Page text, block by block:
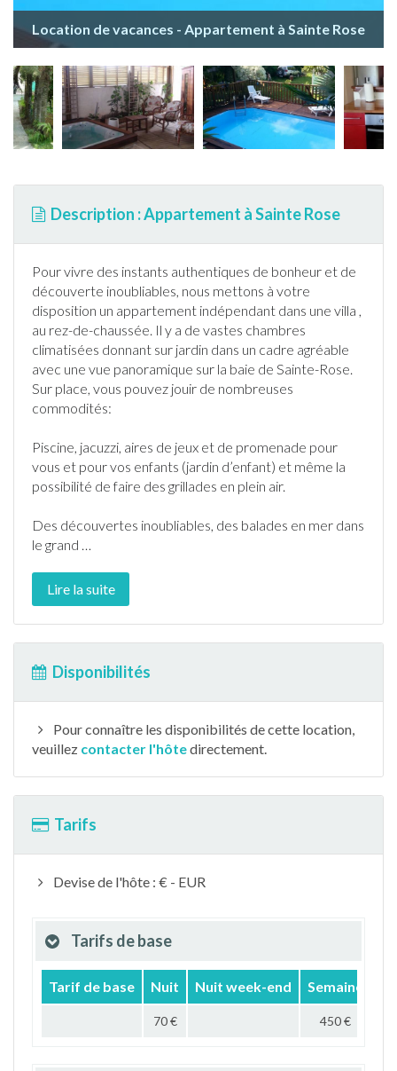
Location de vacances - Appartement à Sainte Rose
Description : Appartement à Sainte Rose
Pour vivre des instants authentiques de bonheur et de
découverte inoubliables, nous mettons à votre
disposition un appartement indépendant dans une villa ,
au rez-de-chaussée. Il y a de vastes chambres
climatisées donnant sur jardin dans un cadre agréable
avec une vue panoramique sur la baie de Sainte-Rose.
Sur place, vous pouvez jouir de nombreuses
commodités:
Piscine, jacuzzi, aires de jeux et de promenade pour
vous et pour vos enfants (jardin d’enfant) et même la
possibilité de faire des grillades en plein air.
Des découvertes inoubliables, des balades en mer dans
le grand …
Lire la suite
Disponibilités
Pour connaître les disponibilités de cette location,
veuillez contacter l'hôtedirectement.
Tarifs
Devise de l'hôte : € - EUR
Tarifs de base
Tarif de base Nuit Nuit week-end Semaine
70 € 450 €